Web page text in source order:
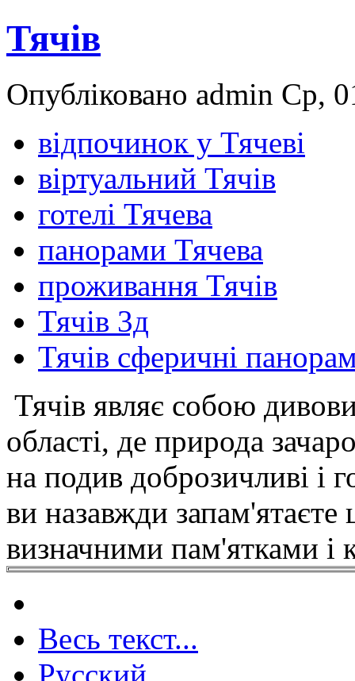
Тячів
Опубліковано admin Ср,
відпочинок у Тячеві
віртуальний Тячів
готелі Тячева
панорами Тячева
проживання Тячів
Тячів 3д
Тячів сферичні
Тячів являє собою
області, де природа
на подив доброзичливі і
ви назавжди запам'ятаєте
визначними пам'ятками і
Весь текст...